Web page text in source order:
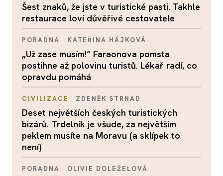
Šest znaků, že jste v turistické pasti. Takhle
restaurace loví důvěřivé cestovatele
PORADNA KATEŘINA HÁJKOVÁ
„Už zase musím!“ Faraonova pomsta
postihne až polovinu turistů. Lékař radí, co
opravdu pomáhá
CIVILIZACE ZDENĚK STRNAD
Deset největších českých turistických
bizárů. Trdelník je všude, za největším
peklem musíte na Moravu (a sklípek to
není)
PORADNA OLIVIE DOLEŽELOVÁ